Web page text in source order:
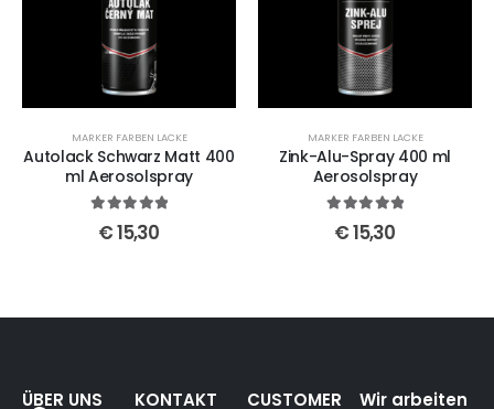
MARKER FARBEN LACKE
Autolack Schwarz Matt 400
ml Aerosolspray
out of 5
€15,30
MARKER FARBEN LACKE
Zink-Alu-Spray 400 ml
Aerosolspray
out of 5
€15,30
ÜBER UNS KONTAKT CUSTOMER Wir arbeiten